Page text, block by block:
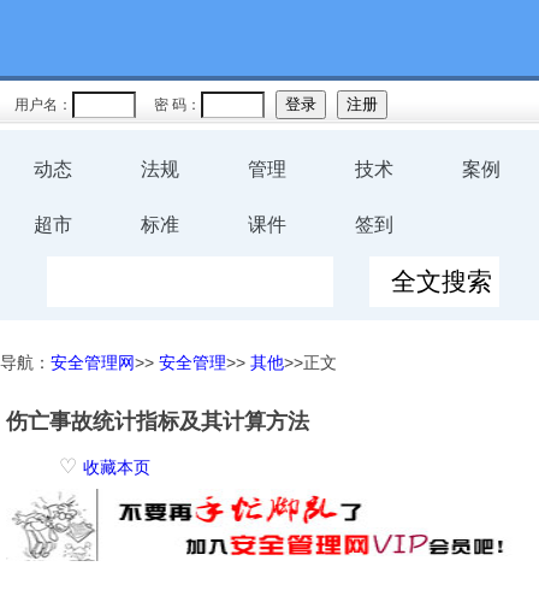
用户名： 密 码：
动态 法规 管理 技术 案例
超市 标准 课件 签到
导航： 安全管理网>> 安全管理>> 其他>>正文
伤亡事故统计指标及其计算方法
♡ 收藏本页